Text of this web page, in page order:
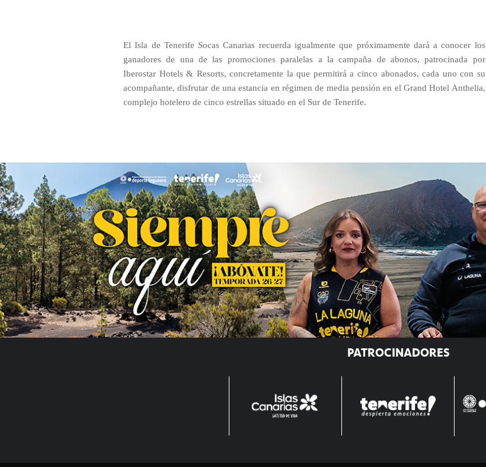
El Isla de Tenerife Socas Canarias recuerda igualmente que próximamente dará a conocer los
ganadores de una de las promociones paralelas a la campaña de abonos, patrocinada por
Iberostar Hotels & Resorts, concretamente la que permitirá a cinco abonados, cada uno con su
acompañante, disfrutar de una estancia en régimen de media pensión en el Grand Hotel Anthelia,
complejo hotelero de cinco estrellas situado en el Sur de Tenerife.
PATROCINADORES